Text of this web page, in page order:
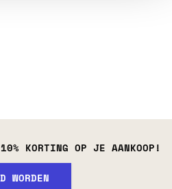
KORTING OP JE AANKOOP!
WORDEN